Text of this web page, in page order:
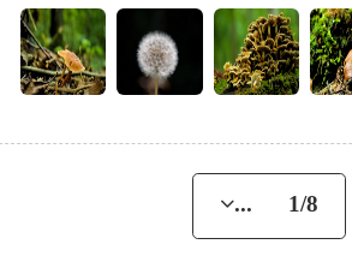
... 1/8